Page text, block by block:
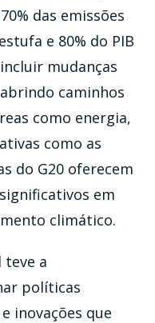
das emissões
e 80% do PIB
mudanças
caminhos
como energia,
como as
do G20 oferecem
em
climático.
teve a
políticas
inovações que